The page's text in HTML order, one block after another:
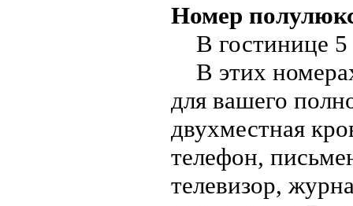
Номер
В гостинице 5
В этих
для вашего
двухместная
телефон,
телевизор,